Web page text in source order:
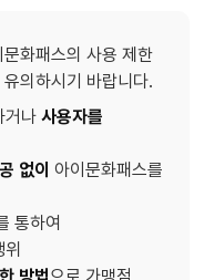
화패스의 사용 제한
의하시기 바랍니다.
거나사용자를
없이 아이문화패스를
통하여